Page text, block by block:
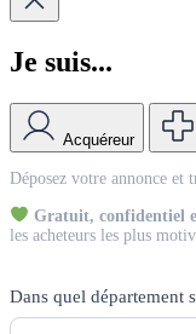
Je suis...
Acquéreur
Vendeur
Déposez votre annonce et
Gratuit, confidentiel
les acheteurs les plus
Dans quel département